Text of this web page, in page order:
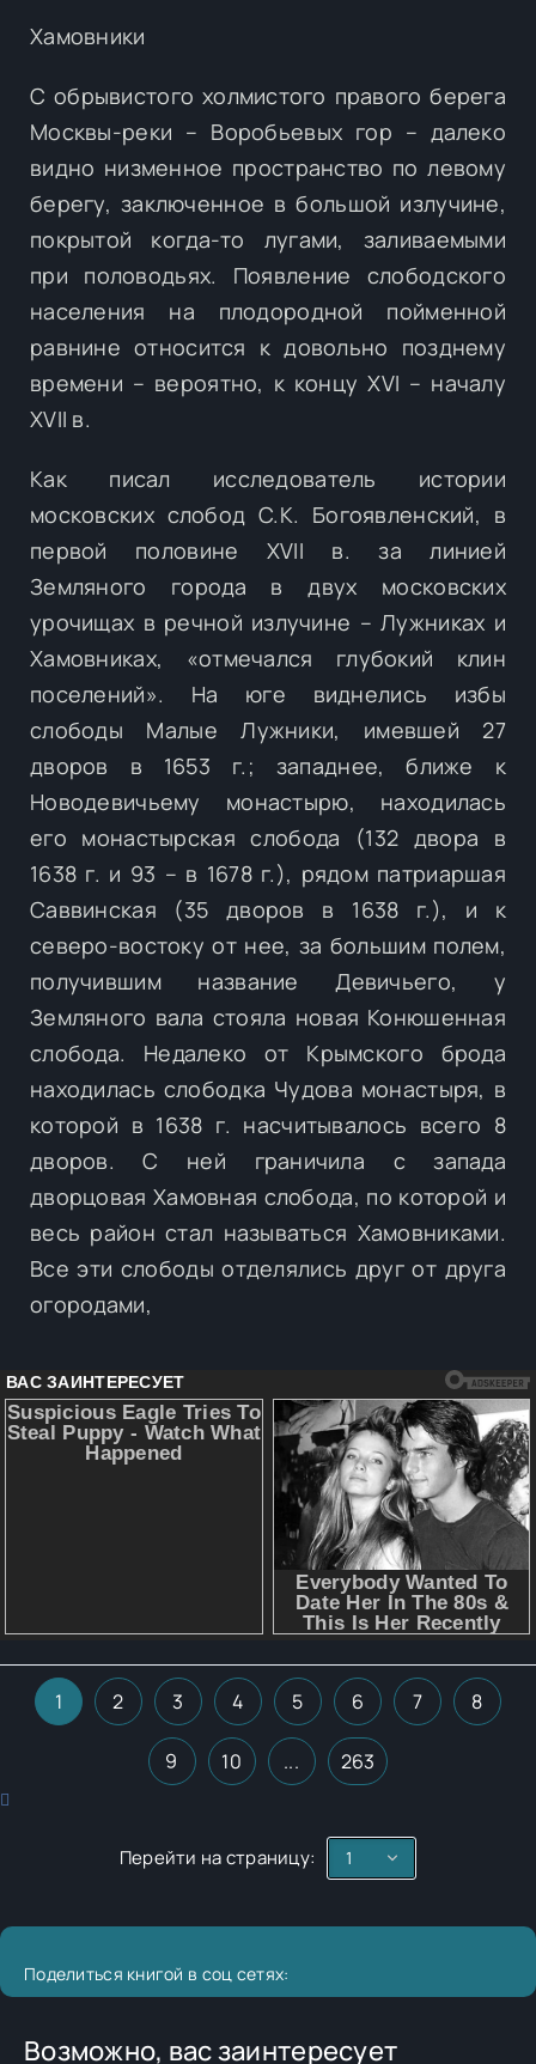
Хамовники
С обрывистого холмистого правого берега
Москвы-реки – Воробьевых гор – далеко
видно низменное пространство по левому
берегу, заключенное в большой излучине,
покрытой когда-то лугами, заливаемыми
при половодьях. Появление слободского
населения на плодородной пойменной
равнине относится к довольно позднему
времени – вероятно, к концу XVI – началу
XVII в.
Как писал исследователь истории
московских слобод С.К. Богоявленский, в
первой половине XVII в. за линией
Земляного города в двух московских
урочищах в речной излучине – Лужниках и
Хамовниках, «отмечался глубокий клин
поселений». На юге виднелись избы
слободы Малые Лужники, имевшей 27
дворов в 1653 г.; западнее, ближе к
Новодевичьему монастырю, находилась
его монастырская слобода (132 двора в
1638 г. и 93 – в 1678 г.), рядом патриаршая
Саввинская (35 дворов в 1638 г.), и к
северо-востоку от нее, за большим полем,
получившим название Девичьего, у
Земляного вала стояла новая Конюшенная
слобода. Недалеко от Крымского брода
находилась слободка Чудова монастыря, в
которой в 1638 г. насчитывалось всего 8
дворов. С ней граничила с запада
дворцовая Хамовная слобода, по которой и
весь район стал называться Хамовниками.
Все эти слободы отделялись друг от друга
огородами,
1 2 3 4 5 6 7 8
9 10 ... 263
Перейти на страницу:
Поделиться книгой в соц сетях:
Возможно, вас заинтересует